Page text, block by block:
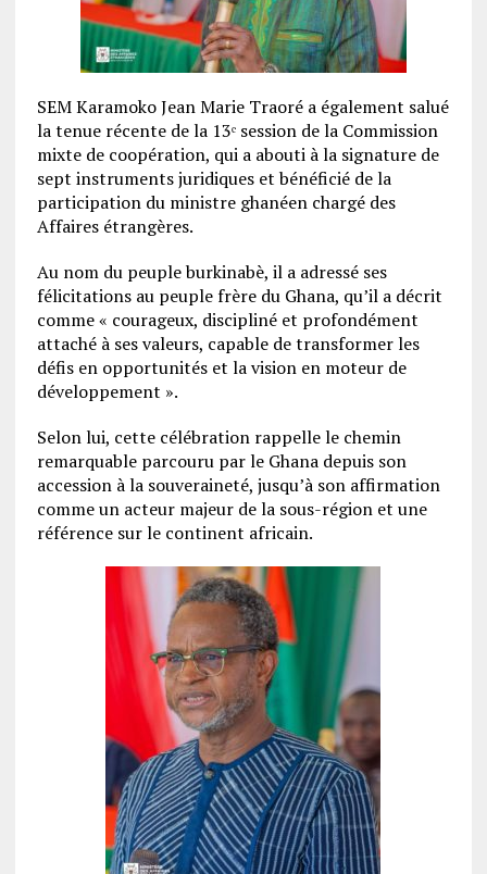
SEM Karamoko Jean Marie Traoré a également salué
la tenue récente de la 13ᵉ session de la Commission
mixte de coopération, qui a abouti à la signature de
sept instruments juridiques et bénéficié de la
participation du ministre ghanéen chargé des
Affaires étrangères.
Au nom du peuple burkinabè, il a adressé ses
félicitations au peuple frère du Ghana, qu’il a décrit
comme « courageux, discipliné et profondément
attaché à ses valeurs, capable de transformer les
défis en opportunités et la vision en moteur de
développement ».
Selon lui, cette célébration rappelle le chemin
remarquable parcouru par le Ghana depuis son
accession à la souveraineté, jusqu’à son affirmation
comme un acteur majeur de la sous-région et une
référence sur le continent africain.